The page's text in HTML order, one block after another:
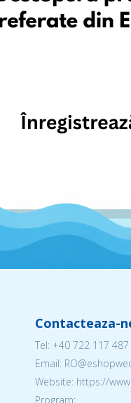
Contacteaza-
Tel: +40 722 117 487
Email:
Website: https://
Program: